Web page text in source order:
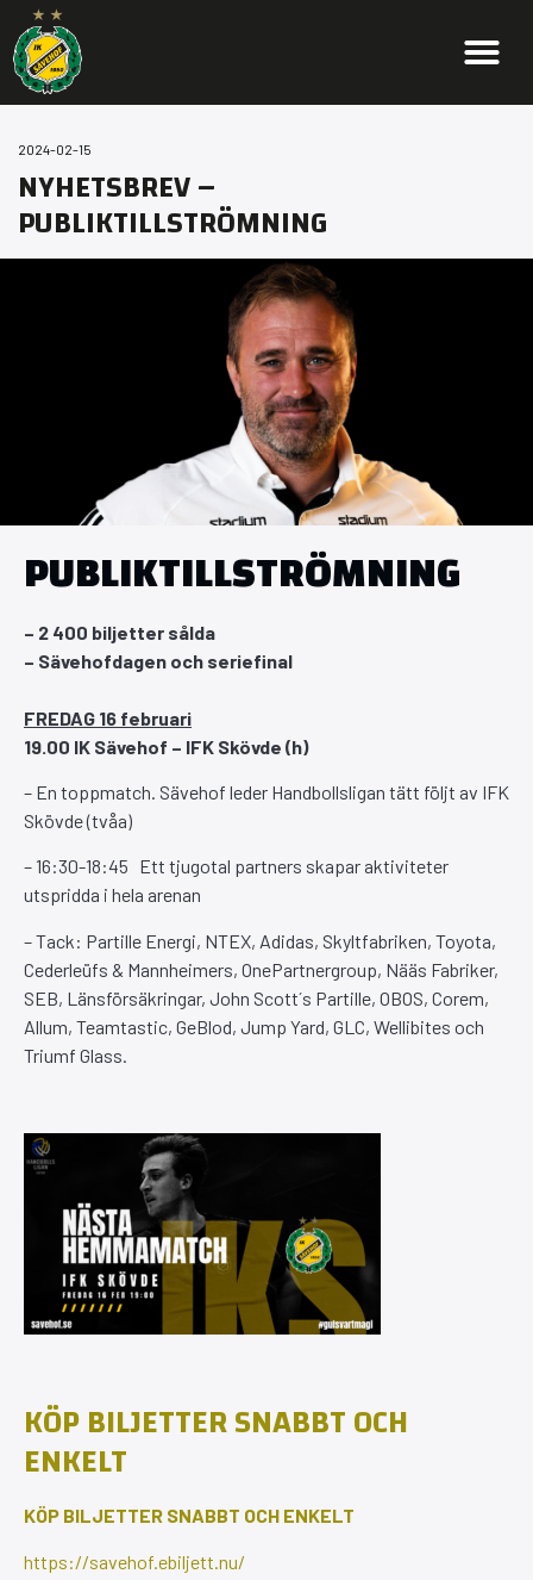
2024-02-15
NYHETSBREV –
PUBLIKTILLSTRÖMNING
PUBLIKTILLSTRÖMNING
– 2 400 biljetter sålda
– Sävehofdagen och seriefinal
FREDAG 16 februari
19.00 IK Sävehof – IFK Skövde (h)
– En toppmatch. Sävehof leder Handbollsligan tätt följt av IFK
Skövde (tvåa)
– 16:30-18:45 Ett tjugotal partners skapar aktiviteter
utspridda i hela arenan
– Tack: Partille Energi, NTEX, Adidas, Skyltfabriken, Toyota,
Cederleüfs & Mannheimers, OnePartnergroup, Nääs Fabriker,
SEB, Länsförsäkringar, John Scott´s Partille, OBOS, Corem,
Allum, Teamtastic, GeBlod, Jump Yard, GLC, Wellibites och
Triumf Glass.
KÖP BILJETTER SNABBT OCH
ENKELT
KÖP BILJETTER SNABBT OCH ENKELT
https://savehof.ebiljett.nu/